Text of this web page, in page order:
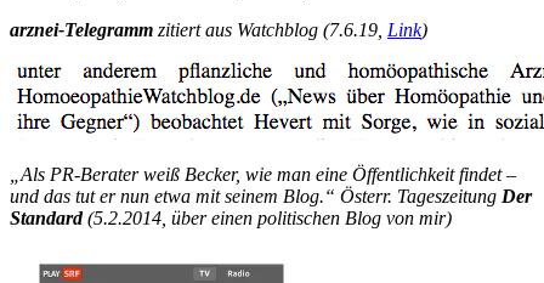
arznei-Telegramm zitiert aus Watchblog (7.6.19, Link)
„Als PR-Berater weiß Becker, wie man eine Öffentlichkeit findet –
und das tut er nun etwa mit seinem Blog.“ Österr. Tageszeitung Der
Standard(5.2.2014, über einen politischen Blog von mir)